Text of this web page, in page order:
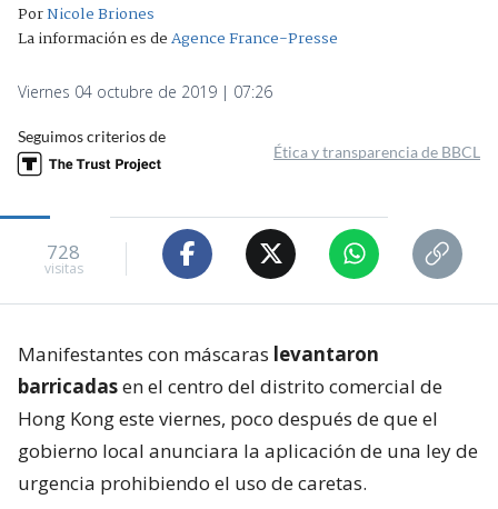
PorNicole Briones
La información es deAgence France-Presse
Viernes 04 octubre de 2019 | 07:26
Seguimos criterios de
Ética y transparencia de BBCL
728
visitas
Manifestantes con máscaras levantaron
barricadasen el centro del distrito comercial de
Hong Kong este viernes, poco después de que el
gobierno local anunciara la aplicación de una ley de
urgencia prohibiendo el uso de caretas.